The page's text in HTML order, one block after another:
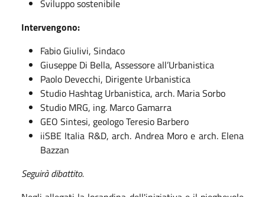
Sviluppo sostenibile
Intervengono:
Fabio Giulivi, Sindaco
Giuseppe Di Bella, Assessore all’Urbanistica
Paolo Devecchi, Dirigente Urbanistica
Studio Hashtag Urbanistica, arch. Maria Sorbo
Studio MRG, ing. Marco Gamarra
GEO Sintesi, geologo Teresio Barbero
iiSBE Italia R&D, arch. Andrea Moro e arch. Elena
Bazzan
Seguirà dibattito.